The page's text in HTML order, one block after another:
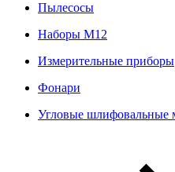
Пылесосы
Наборы М12
Измерительные приборы
Фонари
Угловые